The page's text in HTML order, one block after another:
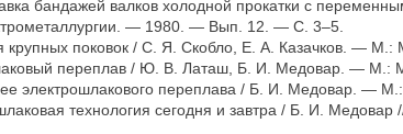
бандажей валков холодной прокатки с
— 1980. — Вып. 12. — С. 3–5.
крупных поковок / С. Я. Скобло, Е. А. Казачков. — М.:
переплав / Ю. В. Латаш, Б. И. Медовар. — М.:
электрошлакового переплава / Б. И. Медовар. —
технология сегодня и завтра / Б. И.